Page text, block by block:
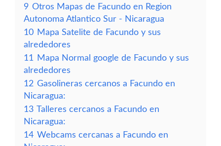
9 Otros Mapas de Facundo en Region
Autonoma Atlantico Sur - Nicaragua
10 Mapa Satelite de Facundo y sus
alrededores
11
Mapa Normal google de Facundo y sus
alrededores
12 Gasolineras cercanos a Facundo en
Nicaragua:
13 Talleres cercanos a Facundo en
Nicaragua:
14 Webcams cercanas a Facundo en